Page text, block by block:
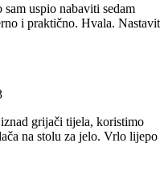
uspio nabaviti sedam
i praktično. Hvala. Nastavit
grijači tijela, koristimo
na stolu za jelo. Vrlo lijepo